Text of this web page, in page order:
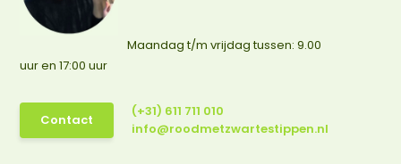
Maandag t/m vrijdag tussen: 9.00
uur en 17:00 uur
Contact
(+31) 611 711 010
info@roodmetzwartestippen.nl